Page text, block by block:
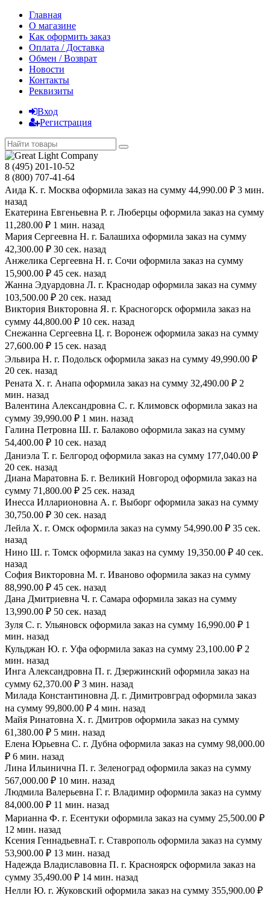
Главная
О магазине
Как оформить заказ
Оплата / Доставка
Обмен / Возврат
Новости
Контакты
Реквизиты
Вход
Регистрация
8 (495) 201-10-52
8 (800) 707-41-64
Аида К. г. Москва оформила заказ на сумму 44,990.00 ₽ 3 мин.
назад
Екатерина Евгеньевна Р. г. Люберцы оформила заказ на сумму
11,280.00 ₽ 1 мин. назад
Мария Сергеевна H. г. Балашиха оформила заказ на сумму
42,300.00 ₽ 30 сек. назад
Анжелика Сергеевна Н. г. Сочи оформила заказ на сумму
15,900.00 ₽ 45 сек. назад
Жанна Эдуардовна Л. г. Краснодар оформила заказ на сумму
103,500.00 ₽ 20 сек. назад
Виктория Викторовна Я. г. Красногорск оформила заказ на
сумму 44,800.00 ₽ 10 сек. назад
Снежанна Сергеевна Ц. г. Воронеж оформила заказ на сумму
27,600.00 ₽ 15 сек. назад
Эльвира Н. г. Подольск оформила заказ на сумму 49,990.00 ₽
20 сек. назад
Рената Х. г. Анапа оформила заказ на сумму 32,490.00 ₽ 2
мин. назад
Валентина Александровна С. г. Климовск оформила заказ на
сумму 39,990.00 ₽ 1 мин. назад
Галина Петровна Ш. г. Балаково оформила заказ на сумму
54,400.00 ₽ 10 сек. назад
Даниэла Т. г. Белгород оформила заказ на сумму 177,040.00 ₽
20 сек. назад
Диана Маратовна Б. г. Великий Новгород оформила заказ на
сумму 71,800.00 ₽ 25 сек. назад
Инесса Илларионовна А. г. Выборг оформила заказ на сумму
30,750.00 ₽ 30 сек. назад
Лейла Х. г. Омск оформила заказ на сумму 54,990.00 ₽ 35 сек.
назад
Нино Ш. г. Томск оформила заказ на сумму 19,350.00 ₽ 40 сек.
назад
София Викторовна М. г. Иваново оформила заказ на сумму
88,990.00 ₽ 45 сек. назад
Дана Дмитриевна Ч. г. Самара оформила заказ на сумму
13,990.00 ₽ 50 сек. назад
Зуля С. г. Ульяновск оформила заказ на сумму 16,990.00 ₽ 1
мин. назад
Кульджан Ю. г. Уфа оформила заказ на сумму 23,100.00 ₽ 2
мин. назад
Инга Александровна П. г. Дзержинский оформила заказ на
сумму 62,370.00 ₽ 3 мин. назад
Милада Константиновна Д. г. Димитровград оформила заказ
на сумму 99,800.00 ₽ 4 мин. назад
Майя Ринатовна Х. г. Дмитров оформила заказ на сумму
61,380.00 ₽ 5 мин. назад
Елена Юрьевна С. г. Дубна оформила заказ на сумму 98,000.00
₽ 6 мин. назад
Лина Ильинична П. г. Зеленоград оформила заказ на сумму
567,000.00 ₽ 10 мин. назад
Людмила Валерьевна Г. г. Владимир оформила заказ на сумму
84,000.00 ₽ 11 мин. назад
Марианна Ф. г. Есентуки оформила заказ на сумму 25,500.00 ₽
12 мин. назад
Ксения ГеннадьевнаТ. г. Ставрополь оформила заказ на сумму
53,900.00 ₽ 13 мин. назад
Надежда Владиславовна П. г. Красноярск оформила заказ на
сумму 35,490.00 ₽ 14 мин. назад
Нелли Ю. г. Жуковский оформила заказ на сумму 355,900.00 ₽